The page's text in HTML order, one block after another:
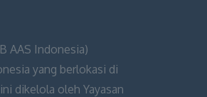
AAS Indonesia)
yang berlokasi di
dikelola oleh Yayasan